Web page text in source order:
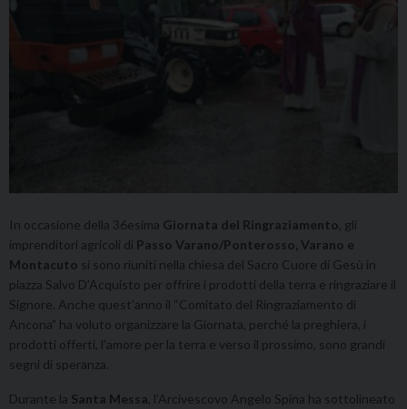
In occasione della 36esima Giornata del Ringraziamento , gli
imprenditori agricoli di Passo Varano/Ponterosso, Varano e
Montacuto si sono riuniti nella chiesa del Sacro Cuore di Gesù in
piazza Salvo D’Acquisto per offrire i prodotti della terra e ringraziare il
Signore. Anche quest’anno il “Comitato del Ringraziamento di
Ancona” ha voluto organizzare la Giornata, perché la preghiera, i
prodotti offerti, l’amore per la terra e verso il prossimo, sono grandi
segni di speranza.
Durante la Santa Messa , l’Arcivescovo Angelo Spina ha sottolineato